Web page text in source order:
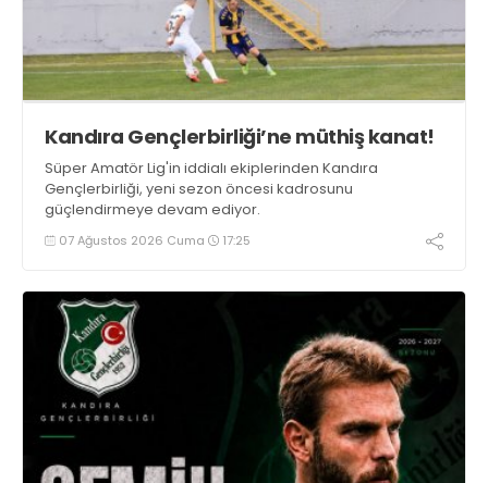
Kandıra Gençlerbirliği’ne müthiş kanat!
Süper Amatör Lig'in iddialı ekiplerinden Kandıra
Gençlerbirliği, yeni sezon öncesi kadrosunu
güçlendirmeye devam ediyor.
07 Ağustos 2026 Cuma 17:25